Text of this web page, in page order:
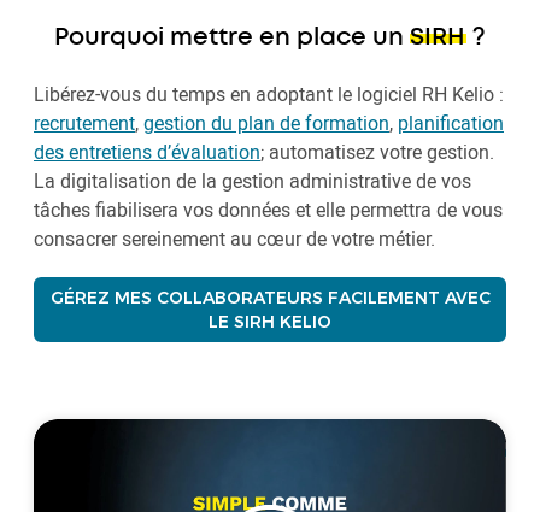
Pourquoi mettre en place un SIRH ?
Libérez-vous du temps en adoptant le logiciel RH Kelio :
recrutement,gestion du plan de formation, planification
des entretiens d’évaluation; automatisez votre gestion.
La digitalisation de la gestion administrative de vos
tâches fiabilisera vos données et elle permettra de vous
consacrer sereinement au cœur de votre métier.
GÉREZ MES COLLABORATEURS FACILEMENT AVEC
LE SIRH KELIO